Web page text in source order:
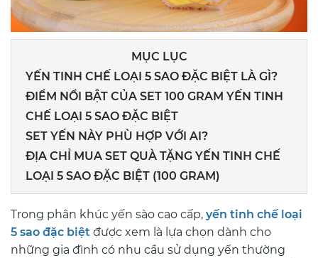
MỤC LỤC
YẾN TINH CHẾ LOẠI 5 SAO ĐẶC BIỆT LÀ GÌ?
ĐIỂM NỔI BẬT CỦA SET 100 GRAM YẾN TINH
CHẾ LOẠI 5 SAO ĐẶC BIỆT
SET YẾN NÀY PHÙ HỢP VỚI AI?
ĐỊA CHỈ MUA SET QUÀ TẶNG YẾN TINH CHẾ
LOẠI 5 SAO ĐẶC BIỆT (100 GRAM)
Trong phân khúc yến sào cao cấp, yến tinh chế loại
5 sao đặc biệt được xem là lựa chọn dành cho
những gia đình có nhu cầu sử dụng yến thường